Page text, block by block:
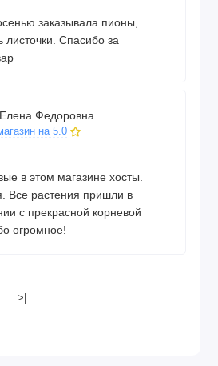
заказывала пионы,
листочки. Спасибо за
Федоровна
на 5.0
в этом магазине хосты.
Все растения пришли в
с прекрасной корневой
огромное!
>|